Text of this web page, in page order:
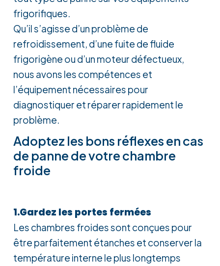
frigorifiques.
Qu’il s’agisse d’un problème de
refroidissement, d’une fuite de fluide
frigorigène ou d’un moteur défectueux,
nous avons les compétences et
l’équipement nécessaires pour
diagnostiquer et réparer rapidement le
problème.
Adoptez les bons réflexes en cas
de panne de votre chambre
froide
1.Gardez les portes fermées
Les chambres froides sont conçues pour
être parfaitement étanches et conserver la
température interne le plus longtemps